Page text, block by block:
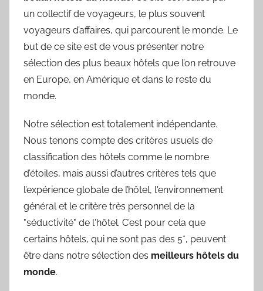
un collectif de voyageurs, le plus souvent
voyageurs d’affaires, qui parcourent le monde. Le
but de ce site est de vous présenter notre
sélection des plus beaux hôtels que l’on retrouve
en Europe, en Amérique et dans le reste du
monde.
Notre sélection est totalement indépendante.
Nous tenons compte des critères usuels de
classification des hôtels comme le nombre
d’étoiles, mais aussi d’autres critères tels que
l’expérience globale de l’hôtel, l'environnement
général et le critère très personnel de la
"séductivité" de l'hôtel. C’est pour cela que
certains hôtels, qui ne sont pas des 5*, peuvent
être dans notre sélection des meilleurs hôtels du
monde.